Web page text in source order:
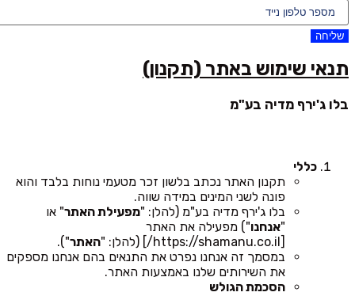
שליחה
תנאי שימוש באתר (תקנון)
בלו ג'ירף מדיה בע"מ
כללי
תקנון האתר נכתב בלשון זכר מטעמי נוחות בלבד והוא
פונה לשני המינים במידה שווה.
בלו ג'ירף מדיה בע"מ (להלן: "מפעילת האתר" או
"אנחנו") מפעילה את האתר
האתר").
במסמך זה אנחנו נפרט את התנאים בהם אנחנו מספקים
את השירותים שלנו באמצעות האתר.
הסכמת הגולש